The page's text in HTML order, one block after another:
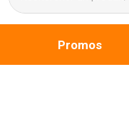
Promos